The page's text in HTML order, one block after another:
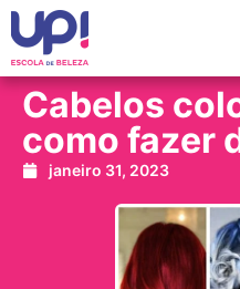
Cabelos
como fazer
janeiro 31, 2023